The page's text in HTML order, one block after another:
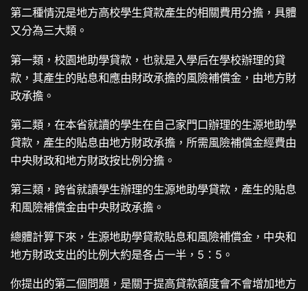
第二種情況是地方高校學生貸款產生的相關費用分擔，具體
又分為三大類。
第一類，校園地助學貸款，也就是入學后在學校辦理的貸
款，其產生的貼息和應由財政承擔的風險補償金，由地方財
政承擔。
第二類，在本省就讀的學生在自己家門口辦理的生源地助學
貸款，產生的貼息由地方財政承擔，所需風險補償金經費由
中央財政和地方財政按比例分擔。
第三類，跨省就讀學生辦理的生源地助學貸款，產生的貼息
和風險補償金由中央財政承擔。
總體計算下來，生源地助學貸款貼息和風險補償金，中央和
地方財政支出的比例大約是各占一半，5：5。
你提出的第二個問題，是關于提高貸款額度會不會增加地方